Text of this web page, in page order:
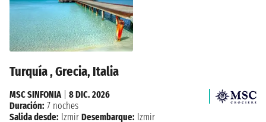
Turquía , Grecia, Italia
MSC SINFONIA| 8 DIC. 2026
Duración: 7 noches
Salida desde: Izmir Desembarque: Izmir